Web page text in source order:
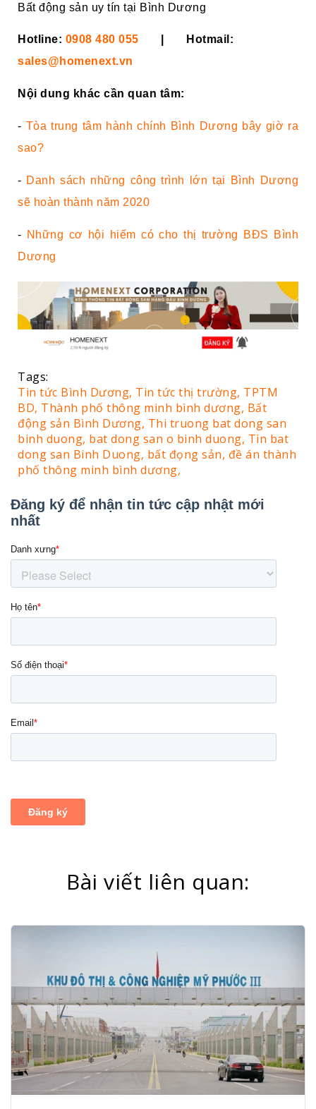
Bất động sản uy tín tại Bình Dương
Hotline: 0908 480 055 | Hotmail:
sales@homenext.vn
Nội dung khác cần quan tâm:
- Tòa trung tâm hành chính Bình Dương bây giờ ra
sao?
- Danh sách những công trình lớn tại Bình Dương
sẽ hoàn thành năm 2020
- Những cơ hội hiếm có cho thị trường BĐS Bình
Dương
Tags:
Tin tức Bình Dương, Tin tức thị trường, TPTM
BD, Thành phố thông minh bình dương, Bất
động sản Bình Dương, Thi truong bat dong san
binh duong, bat dong san o binh duong, Tin bat
dong san Binh Duong, bất đọng sản, đề án thành
phố thông minh bình dương,
Bài viết liên quan: